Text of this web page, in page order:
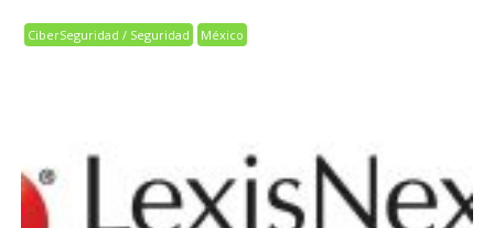
CiberSeguridad / Seguridad México